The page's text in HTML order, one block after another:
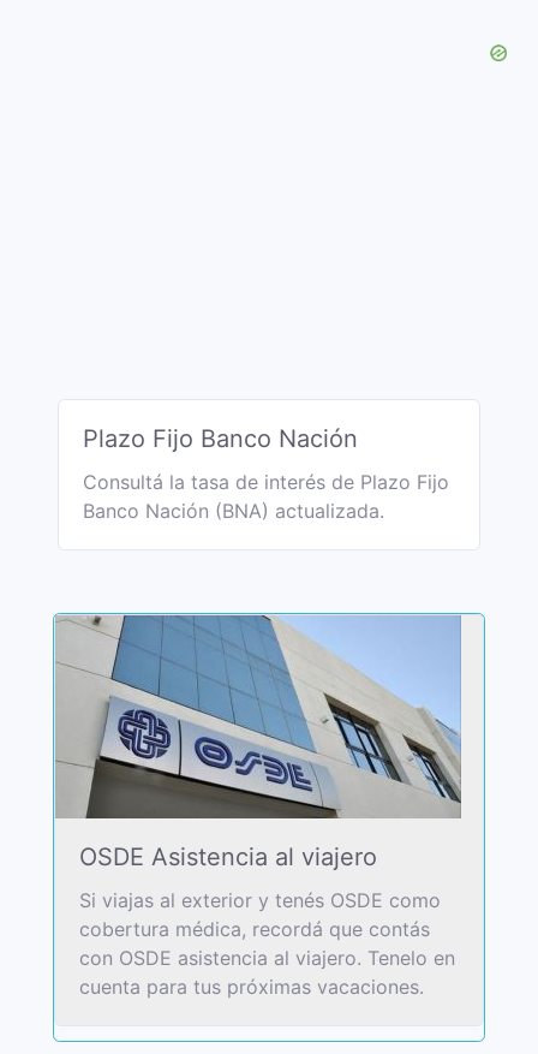
Plazo Fijo Banco Nación
Consultá la tasa de interés de Plazo Fijo
Banco Nación (BNA) actualizada.
OSDE Asistencia al viajero
Si viajas al exterior y tenés OSDE como
cobertura médica, recordá que contás
con OSDE asistencia al viajero. Tenelo en
cuenta para tus próximas vacaciones.